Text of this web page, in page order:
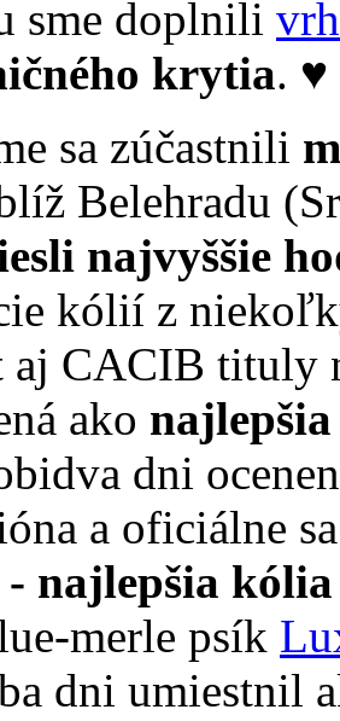
sme doplnili
krytia. ♥
sa zúčastnili
Belehradu
najvyššie
kólií z
aj CACIB tituly
ako
dni
a oficiálne
najlepšia
merle psík
dni umiestnil